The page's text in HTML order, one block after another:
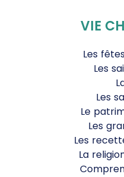
VIE
Les
Les
Les
Le
Les
Les
La